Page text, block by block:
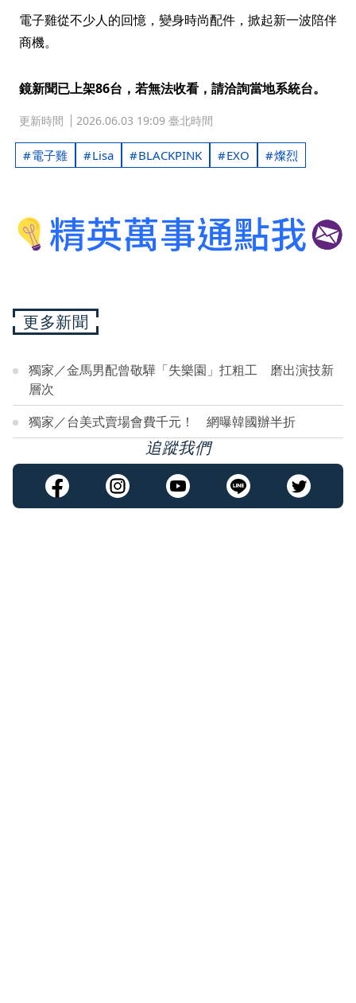
電子雞從不少人的回憶，變身時尚配件，掀起新一波陪伴
商機。
鏡新聞已上架86台，若無法收看，請洽詢當地系統台。
更新時間 2026.06.03 19:09 臺北時間
電子雞 Lisa BLACKPINK EXO 燦烈
更多新聞
獨家／金馬男配曾敬驊「失樂園」扛粗工 磨出演技新
層次
獨家／台美式賣場會費千元！ 網曝韓國辦半折
追蹤我們